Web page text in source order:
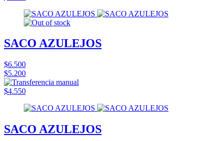
SACO AZULEJOS
$6.500
$5.200
$4.550
SACO AZULEJOS